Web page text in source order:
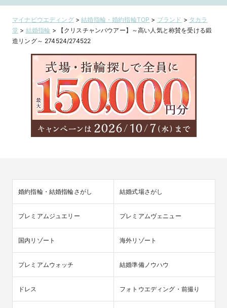
364】ドイツ製の
どこまでも精緻な
作り込み＆極上の
クオリティ
370】ドイツ製の
どこまでも精緻な
作り込み＆極上の
クオリティ
マイナビウエディング>結婚指輪・婚約指輪TOP > ブランド > タカラ
堂 > 結婚指輪 >
【クリスチャンバウアー】～高い人気と称賛を受ける鍛
造リング～ 274524/274522
婚約指輪・結婚指輪さがし 結婚式場さがし
プレミアムジュエリー プレミアムヴェニュー
国内リゾート 海外リゾート
プレミアムウォッチ 結婚準備ノウハウ
ドレス フォトウエディング・前撮り